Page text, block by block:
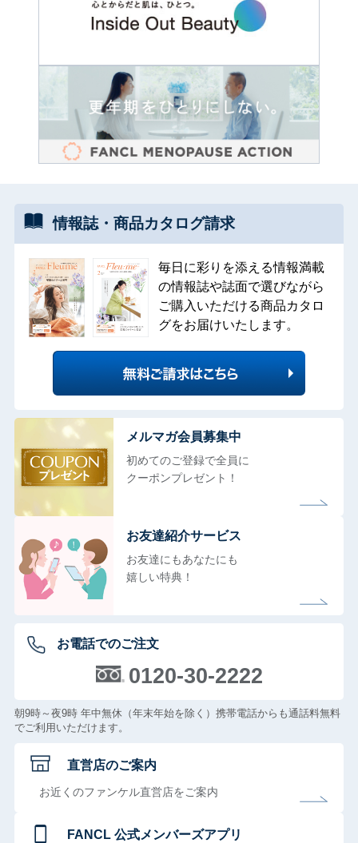
情報誌・ 商品カタログ請求
毎日に彩りを添える情報満載
の情報誌や誌面で選びながら
ご購入いただける商品カタロ
グをお届けいたします。
メルマガ会員募集中
初めてのご登録で全員に
クーポンプレゼント！
お友達紹介サービス
お友達にもあなたにも
嬉しい特典！
お電話でのご注文
0120-30-2222
朝9時～夜9時 年中無休（年末年始を除く）携帯電話からも通話料無料
でご利用いただけます。
直営店のご案内
お近くのファンケル直営店をご案内
FANCL 公式メンバーズアプリ